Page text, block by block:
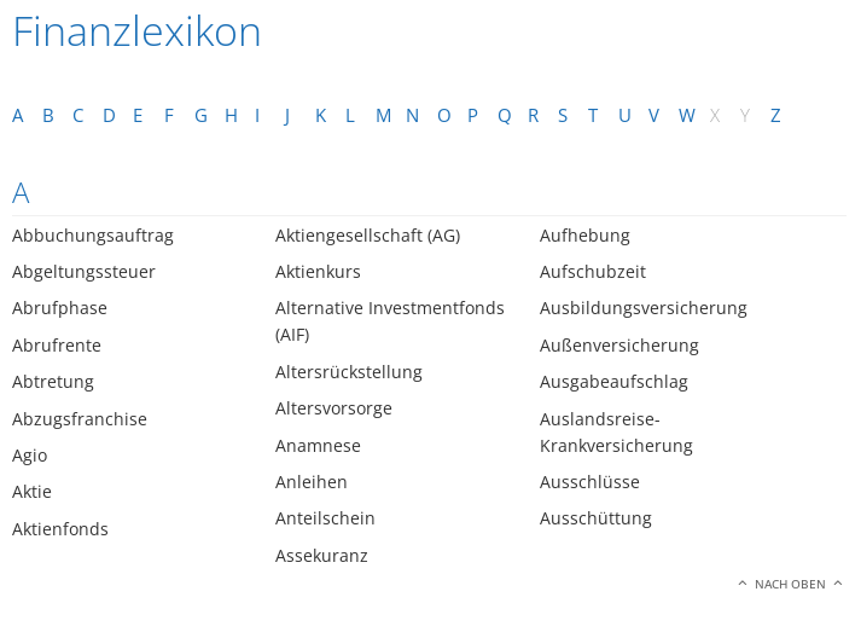
Finanzlexikon
A B C D E F G H I J K L M N O P Q R S T U V W X Y Z
A
Abbuchungsauftrag
Abgeltungssteuer
Abrufphase
Abrufrente
Abtretung
Abzugsfranchise
Agio
Aktie
Aktienfonds
Aktiengesellschaft (AG)
Aktienkurs
Alternative Investmentfonds
(AIF)
Altersrückstellung
Altersvorsorge
Anamnese
Anleihen
Anteilschein
Assekuranz
Aufhebung
Aufschubzeit
Ausbildungsversicherung
Außenversicherung
Ausgabeaufschlag
Auslandsreise-
Krankversicherung
Ausschlüsse
Ausschüttung
NACH OBEN